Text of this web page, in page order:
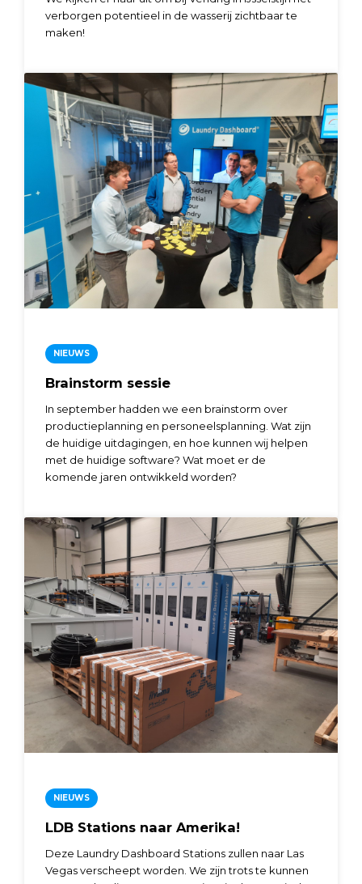
verborgen potentieel in de wasserij zichtbaar te
maken!
NIEUWS
Brainstorm sessie
In september hadden we een brainstorm over
productieplanning en personeelsplanning. Wat zijn
de huidige uitdagingen, en hoe kunnen wij helpen
met de huidige software? Wat moet er de
komende jaren ontwikkeld worden?
NIEUWS
LDB Stations naar Amerika!
Deze Laundry Dashboard Stations zullen naar Las
Vegas verscheept worden. We zijn trots te kunnen